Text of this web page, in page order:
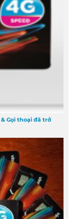
Gọi thoại đã trở